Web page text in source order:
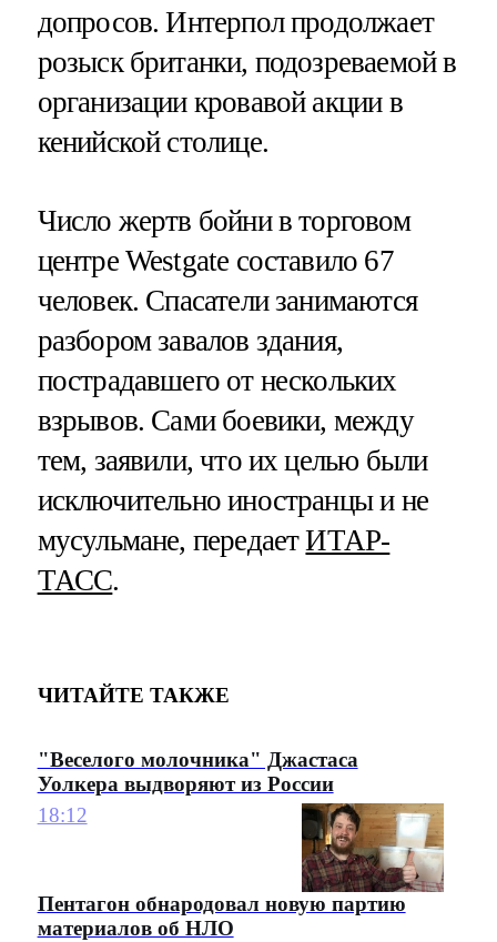
допросов. Интерпол продолжает
розыск британки, подозреваемой в
организации кровавой акции в
кенийской столице.
Число жертв бойни в торговом
центре Westgate составило 67
человек. Спасатели занимаются
разбором завалов здания,
пострадавшего от нескольких
взрывов. Сами боевики, между
тем, заявили, что их целью были
исключительно иностранцы и не
мусульмане, передаетИТАР-
ТАСС.
ЧИТАЙТЕ ТАКЖЕ
"Веселого молочника" Джастаса
Уолкера выдворяют из России
18:12
Пентагон обнародовал новую партию
материалов об НЛО